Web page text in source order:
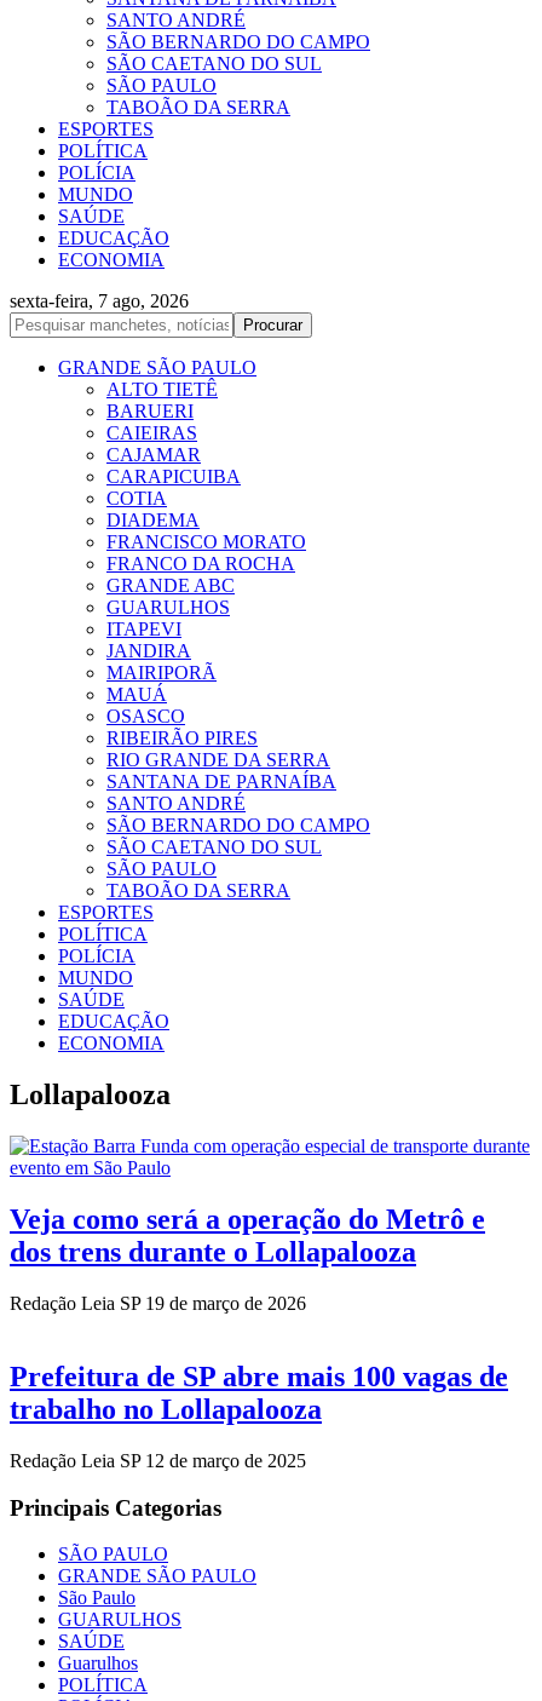
SANTO ANDRÉ
SÃO BERNARDO DO CAMPO
SÃO CAETANO DO SUL
SÃO PAULO
TABOÃO DA SERRA
ESPORTES
POLÍTICA
POLÍCIA
MUNDO
SAÚDE
EDUCAÇÃO
ECONOMIA
sexta-feira, 7 ago, 2026
GRANDE SÃO PAULO
ALTO TIETÊ
BARUERI
CAIEIRAS
CAJAMAR
CARAPICUIBA
COTIA
DIADEMA
FRANCISCO MORATO
FRANCO DA ROCHA
GRANDE ABC
GUARULHOS
ITAPEVI
JANDIRA
MAIRIPORÃ
MAUÁ
OSASCO
RIBEIRÃO PIRES
RIO GRANDE DA SERRA
SANTANA DE PARNAÍBA
SANTO ANDRÉ
SÃO BERNARDO DO CAMPO
SÃO CAETANO DO SUL
SÃO PAULO
TABOÃO DA SERRA
ESPORTES
POLÍTICA
POLÍCIA
MUNDO
SAÚDE
EDUCAÇÃO
ECONOMIA
Lollapalooza
Veja como será a operação do Metrô e
dos trens durante o Lollapalooza
Redação Leia SP 19 de março de 2026
Prefeitura de SP abre mais 100 vagas de
trabalho no Lollapalooza
Redação Leia SP 12 de março de 2025
Principais Categorias
SÃO PAULO
GRANDE SÃO PAULO
São Paulo
GUARULHOS
SAÚDE
Guarulhos
POLÍTICA